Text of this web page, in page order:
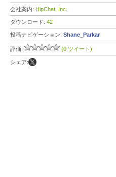
会社案内: HipChat, Inc.
ダウンロード: 42
投稿ナビゲーション: Shane_Parkar
評価: (0 ツイート)
シェア: